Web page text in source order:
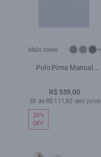
Mais cores: +
Polo Pima Manual
R$ 559,00
5X de R$ 111,80 sem juros
30%
OFF